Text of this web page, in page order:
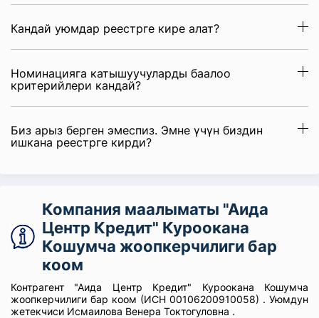
Кандай уюмдар реестрге кире алат?
Номинацияга катышуучуларды баалоо
критерийлери кандай?
Биз арыз берген эмеспиз. Эмне үчүн биздин
ишкана реестрге кирди?
Компания маалыматы "Аида
Центр Кредит" Куроокана
Кошумча жоопкерчилиги бар
коом
Контрагент "Аида Центр Кредит" Куроокана Кошумча
жоопкерчилиги бар коом (ИСН 00106200910058) . Уюмдун
жетекчиси Исмаилова Венера Токтогуловна .